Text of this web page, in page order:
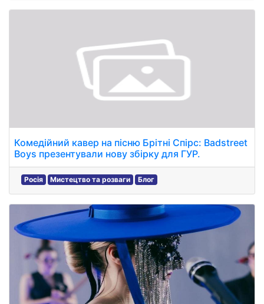
Комедійний кавер на пісню Брітні Спірс: Badstreet
Boys презентували нову збірку для ГУР.
Росія Мистецтво та розваги Блог